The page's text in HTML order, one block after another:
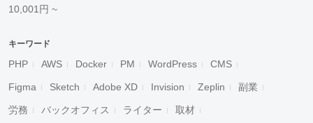
10,001円 ~
キーワード
PHP AWS Docker PM WordPress CMS
Figma Sketch Adobe XD Invision Zeplin 副業
労務 バックオフィス ライター 取材